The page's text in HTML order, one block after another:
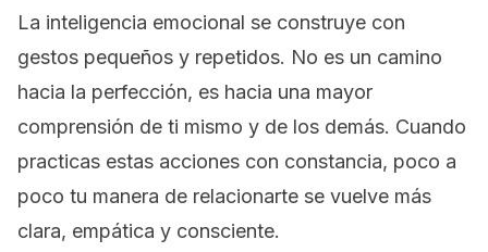
La inteligencia emocional se construye con
gestos pequeños y repetidos. No es un camino
hacia la perfección, es hacia una mayor
comprensión de ti mismo y de los demás. Cuando
practicas estas acciones con constancia, poco a
poco tu manera de relacionarte se vuelve más
clara, empática y consciente.